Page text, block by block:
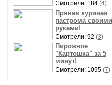
Смотрели: 184 (4)
Пряная куриная
пастрома своими
руками!
Смотрели: 92 (3)
Пирожное
"Картошка" за 5
минут!
Смотрели: 1095 (7)